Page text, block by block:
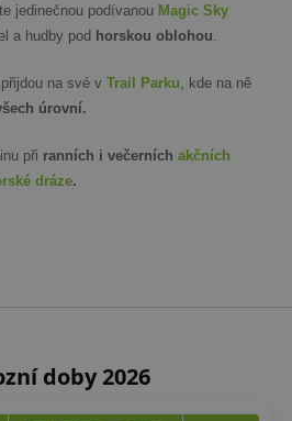
jedinečnou podívanou Magic Sky
a hudby pod horskou oblohou
na své v Trail Parku , kde na ně
úrovní.
při ranních i večerních akčních
dráze.
doby 2026